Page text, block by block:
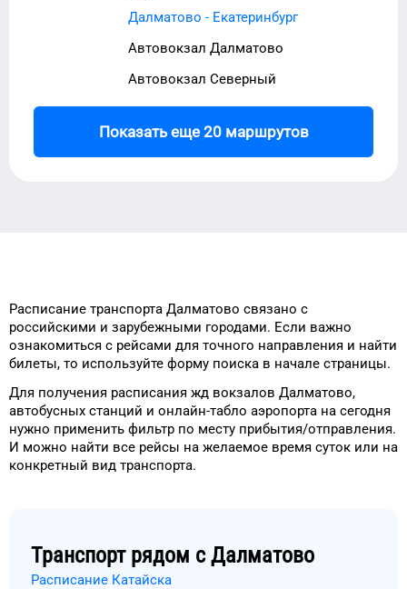
Далматово - Екатеринбург
Автовокзал Далматово
Автовокзал Северный
Показать еще 20 маршрутов
Расписание транспорта Далматово связано с
российскими и зарубежными городами. Если важно
ознакомиться с рейсами для точного направления и найти
билеты, то используйте форму поиска в начале страницы.
Для получения расписания жд вокзалов Далматово,
автобусных станций и онлайн-табло аэропорта на сегодня
нужно применить фильтр по месту прибытия/отправления.
И можно найти все рейсы на желаемое время суток или на
конкретный вид транспорта.
Транспорт рядом с Далматово
Расписание Катайска